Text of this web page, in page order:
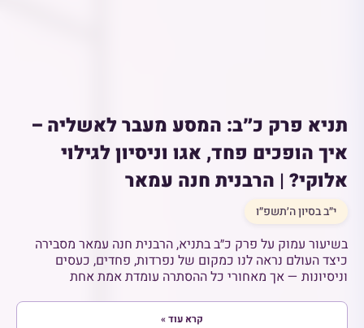
תניא פרק כ״ב: המסע מעבר לאשליה –
איך הופכים פחד, אגו וניסיון לגילוי
אלוקי? | הרבנית חנה עמאר
י״ב בסיון ה׳תשפ״ו
בשיעור עמוק על פרק כ״ב בתניא, הרבנית חנה עמאר מסבירה
כיצד העולם נראה לנו כמקום של נפרדות, פחדים, כעסים
וניסיונות — אך מאחורי כל ההסתרה עומדת אמת אחת
קרא עוד »